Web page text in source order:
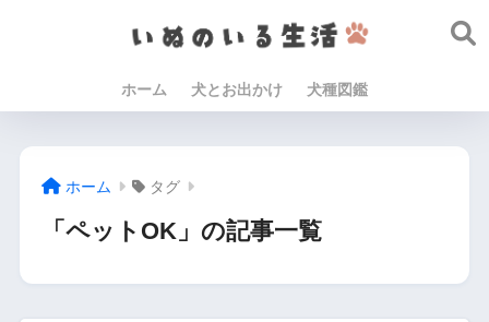
ホーム 犬とお出かけ 犬種図鑑
ホーム タグ
「ペットOK」の記事一覧